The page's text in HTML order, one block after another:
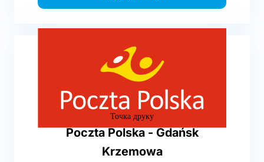
Точка друку
Poczta Polska - Gdańsk
Krzemowa